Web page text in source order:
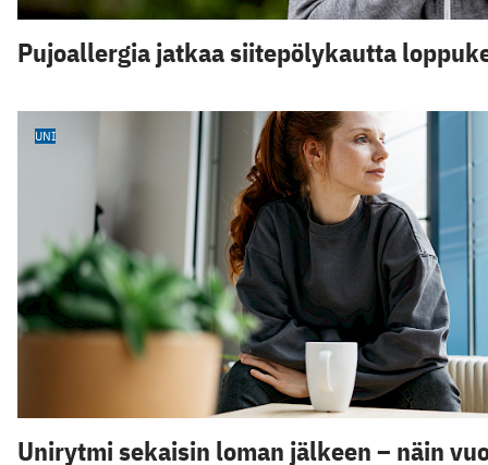
Pujoallergia jatkaa siitepölykautta
UNI
Unirytmi sekaisin loman jälkeen – näin